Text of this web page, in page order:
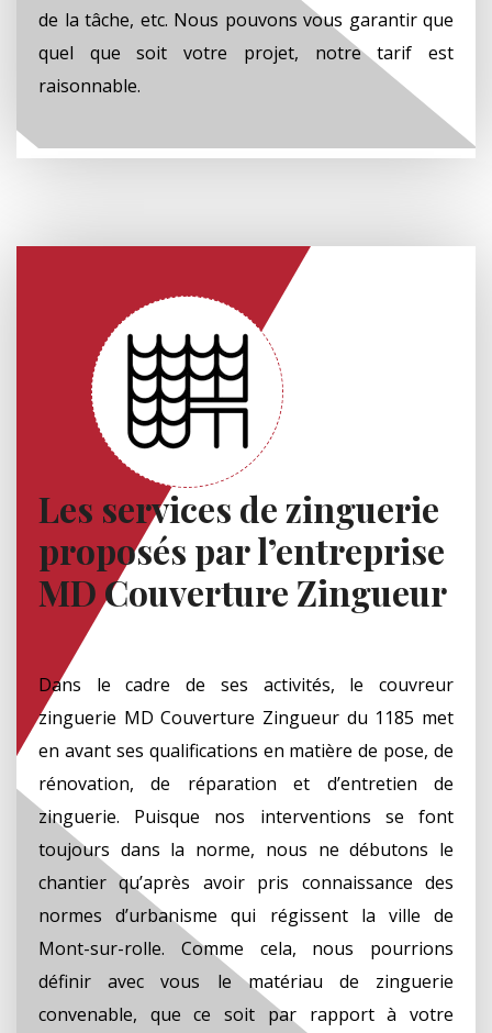
de la tâche, etc. Nous pouvons vous garantir que
quel que soit votre projet, notre tarif est
raisonnable.
Les services de zinguerie
proposés par l’entreprise
MD Couverture Zingueur
Dans le cadre de ses activités, le couvreur
zinguerie MD Couverture Zingueur du 1185 met
en avant ses qualifications en matière de pose, de
rénovation, de réparation et d’entretien de
zinguerie. Puisque nos interventions se font
toujours dans la norme, nous ne débutons le
chantier qu’après avoir pris connaissance des
normes d’urbanisme qui régissent la ville de
Mont-sur-rolle. Comme cela, nous pourrions
définir avec vous le matériau de zinguerie
convenable, que ce soit par rapport à votre